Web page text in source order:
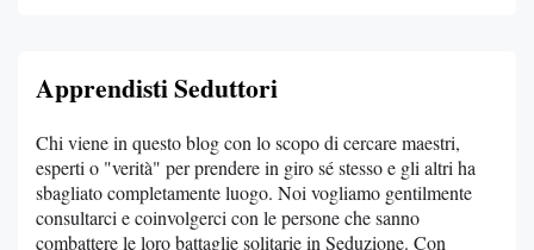
Apprendisti Seduttori
Chi viene in questo blog con lo scopo di cercare maestri,
esperti o "verità" per prendere in giro sé stesso e gli altri ha
sbagliato completamente luogo. Noi vogliamo gentilmente
consultarci e coinvolgerci con le persone che sanno
combattere le loro battaglie solitarie in Seduzione. Con